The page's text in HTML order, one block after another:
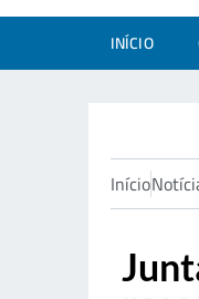
INÍCIO
Início